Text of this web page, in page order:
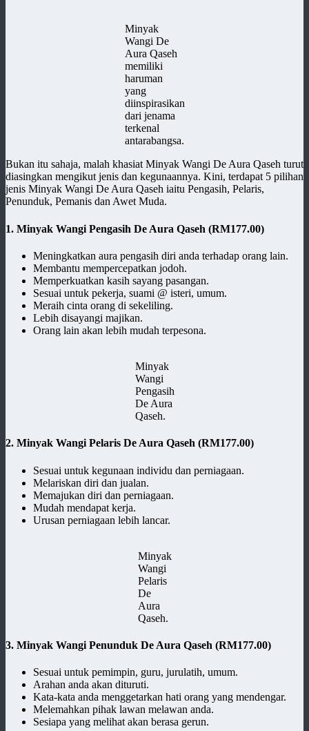
Minyak
Wangi De
Aura Qaseh
memiliki
haruman
yang
diinspirasikan
dari jenama
terkenal
antarabangsa.
Bukan itu sahaja, malah khasiat Minyak Wangi De Aura Qaseh turut
diasingkan mengikut jenis dan kegunaannya. Kini, terdapat 5 pilihan
jenis Minyak Wangi De Aura Qaseh iaitu Pengasih, Pelaris,
Penunduk, Pemanis dan Awet Muda.
1. Minyak Wangi Pengasih De Aura Qaseh (RM177.00)
Meningkatkan aura pengasih diri anda terhadap orang lain.
Membantu mempercepatkan jodoh.
Memperkuatkan kasih sayang pasangan.
Sesuai untuk pekerja, suami @ isteri, umum.
Meraih cinta orang di sekeliling.
Lebih disayangi majikan.
Orang lain akan lebih mudah terpesona.
Minyak
Wangi
Pengasih
De Aura
Qaseh.
2. Minyak Wangi Pelaris De Aura Qaseh (RM177.00)
Sesuai untuk kegunaan individu dan perniagaan.
Melariskan diri dan jualan.
Memajukan diri dan perniagaan.
Mudah mendapat kerja.
Urusan perniagaan lebih lancar.
Minyak
Wangi
Pelaris
De
Aura
Qaseh.
3. Minyak Wangi Penunduk De Aura Qaseh (RM177.00)
Sesuai untuk pemimpin, guru, jurulatih, umum.
Arahan anda akan dituruti.
Kata-kata anda menggetarkan hati orang yang mendengar.
Melemahkan pihak lawan melawan anda.
Sesiapa yang melihat akan berasa gerun.